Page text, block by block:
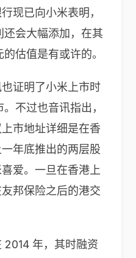
现已向小米表明，
会大幅添加，在其
估值是有或许的。
证明了小米上市时
不过也音讯指出，
市地址详细是在香
年底推出的两层股
爱。一旦在香港上
邦保险之后的港交
2014 年，其时融资